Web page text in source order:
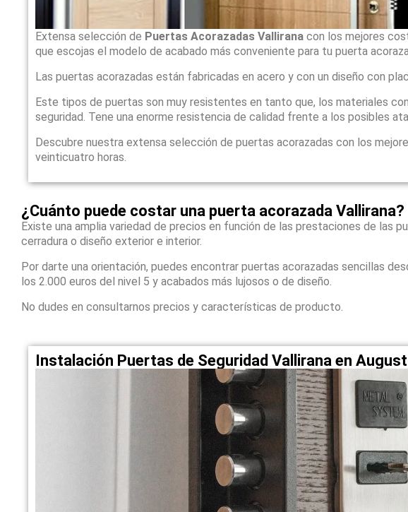
Extensa selección de Puertas Acorazadas Valliranacon los mejores
que escojas el modelo de acabado más conveniente para tu puerta
Las puertas acorazadas están fabricadas en acero y con un diseño con
Este tipos de puertas son muy resistentes en tanto que, los materiales
seguridad. Tene una enorme resistencia de calidad frente a los posibles
Descubre nuestra extensa selección de puertas acorazadas con los
veinticuatro horas.
¿Cuánto puede costar una puerta acorazada Vallirana?
Existe una amplia variedad de precios en función de las prestaciones de las
cerradura o diseño exterior e interior.
Por darte una orientación, puedes encontrar puertas acorazadas sencillas
los 2.000 euros del nivel 5 y acabados más lujosos o de diseño.
No dudes en consultarnos precios y características de producto.
Instalación Puertas de Seguridad Vallirana en